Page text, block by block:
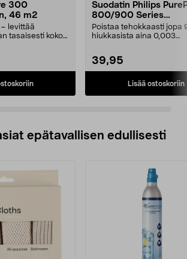
300
46 m2
levittää
tasaisesti koko
Suodatin Philips
800/900 Series
Ilmanpuhdistimeen,
FY0900/30
Poistaa tehokkaasti jopa
hiukkasista aina 0,003
39,95
Lisää ostoskoriin
epätavallisen edullisesti